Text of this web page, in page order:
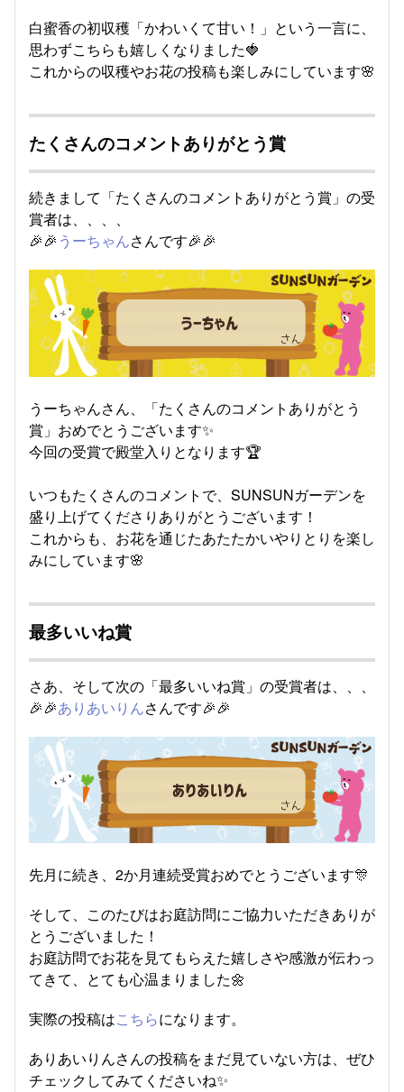
白蜜香の初収穫「かわいくて甘い！」という一言に、
思わずこちらも嬉しくなりました🍓
これからの収穫やお花の投稿も楽しみにしています🌸
たくさんのコメントありがとう賞
続きまして「たくさんのコメントありがとう賞」の受
賞者は、、、、
🎉🎉 うーちゃんさんです🎉🎉
うーちゃんさん、「たくさんのコメントありがとう
賞」おめでとうございます✨
今回の受賞で殿堂入りとなります🏆
いつもたくさんのコメントで、SUNSUNガーデンを
盛り上げてくださりありがとうございます！
これからも、お花を通じたあたたかいやりとりを楽し
みにしています🌸
最多いいね賞
さあ、そして次の「最多いいね賞」の受賞者は、、、
🎉🎉ありあいりんさんです🎉🎉
先月に続き、2か月連続受賞おめでとうございます🎊
そして、このたびはお庭訪問にご協力いただきありが
とうございました！
お庭訪問でお花を見てもらえた嬉しさや感激が伝わっ
てきて、とても心温まりました🌼
実際の投稿はこちらになります。
ありあいりんさんの投稿をまだ見ていない方は、ぜひ
チェックしてみてくださいね✨